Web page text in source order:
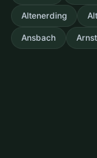
Altenerding
Ansbach